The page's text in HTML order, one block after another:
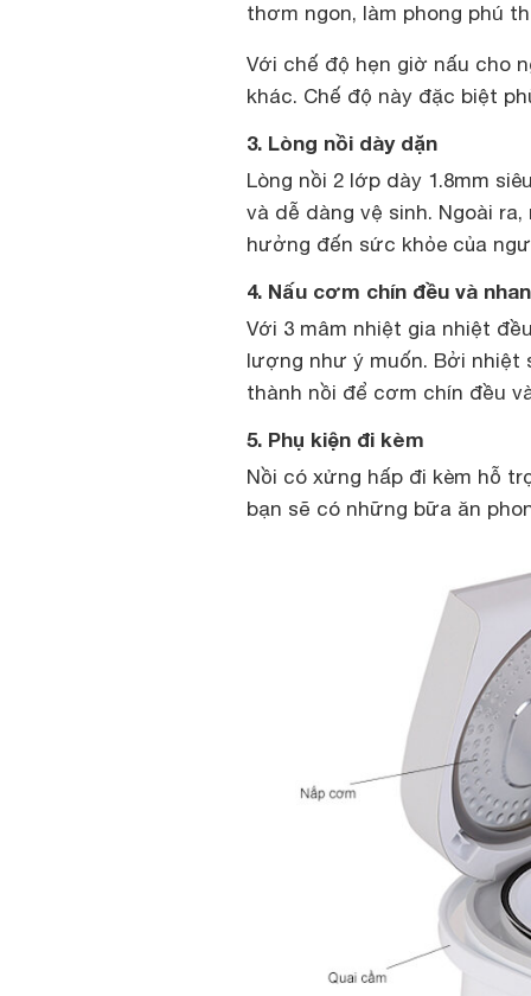
thơm ngon, làm phong phú
Với chế độ hẹn giờ nấu cho
khác. Chế độ này đặc biệt
3. Lòng nồi dày dặn
Lòng nồi 2 lớp dày 1.8mm
và dễ dàng vệ sinh. Ngoài
hưởng đến sức khỏe của
4. Nấu cơm chín đều và
Với 3 mâm nhiệt gia nhiệt
lượng như ý muốn. Bởi
thành nồi để cơm chín đều
5. Phụ kiện đi kèm
Nồi có xửng hấp đi kèm hỗ
bạn sẽ có những bữa ăn